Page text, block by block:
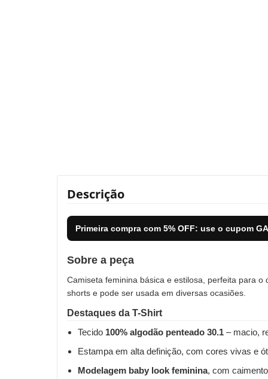
Descrição
Primeira compra com 5% OFF: use o cupom
Sobre a peça
Camiseta feminina básica e estilosa, perfeita para
shorts e pode ser usada em diversas ocasiões.
Destaques da T-Shirt
Tecido 100% algodão penteado 30.1 – macio,
Estampa em alta definição, com cores vivas e
Modelagem baby look feminina, com